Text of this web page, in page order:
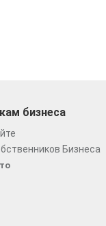
бизнеса
Бизнеса